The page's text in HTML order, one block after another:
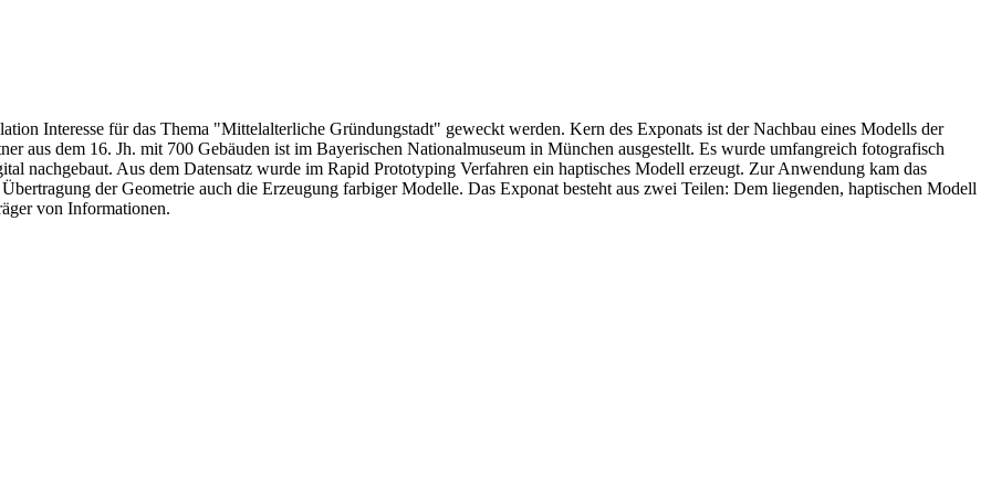
Interesse für das Thema "Mittelalterliche Gründungstadt" geweckt werden. Kern des Exponats ist der Nachbau eines Modells der
aus dem 16. Jh. mit 700 Gebäuden ist im Bayerischen Nationalmuseum in München ausgestellt. Es wurde umfangreich fotografisch
nachgebaut. Aus dem Datensatz wurde im Rapid Prototyping Verfahren ein haptisches Modell erzeugt. Zur Anwendung kam das
der Geometrie auch die Erzeugung farbiger Modelle. Das Exponat besteht aus zwei Teilen: Dem liegenden, haptischen Modell
von Informationen.